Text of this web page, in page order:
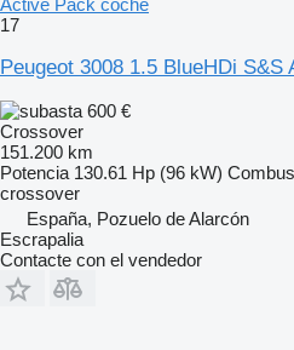
Active Pack coche
17
Peugeot 3008 1.5 BlueHDi S&S
600 €
Crossover
151.200 km
Potencia 130.61 Hp (96 kW)
crossover
España, Pozuelo de Alarcón
Escrapalia
Contacte con el vendedor